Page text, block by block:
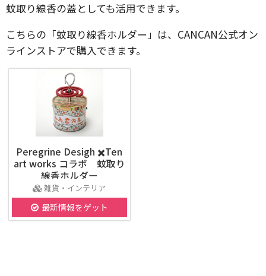
蚊取り線香の蓋としても活用できます。
こちらの「蚊取り線香ホルダー」は、CANCAN公式オン
ラインストアで購入できます。
Peregrine Desigh ✖️Ten
art works コラボ 蚊取り
線香ホルダー
雑貨・インテリア
最新情報をゲット